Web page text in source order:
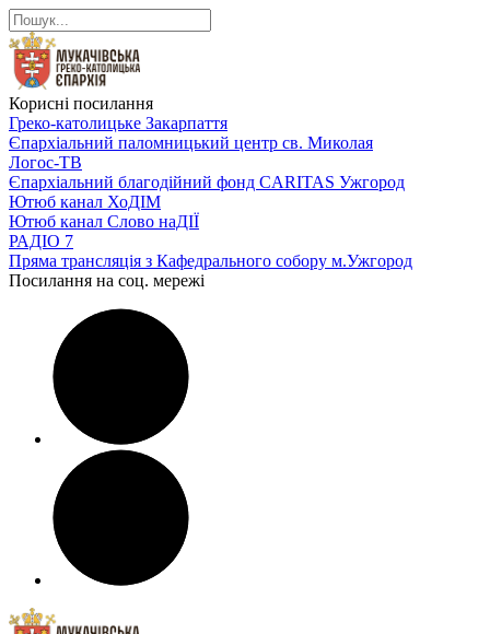
Корисні посилання
Греко-католицьке Закарпаття
Єпархіальний паломницький центр св. Миколая
Логос-ТВ
Єпархіальний благодійний фонд CARITAS Ужгород
Ютюб канал ХоДІМ
Ютюб канал Слово наДІЇ
РАДІО 7
Пряма трансляція з Кафедрального собору м.Ужгород
Посилання на соц. мережі